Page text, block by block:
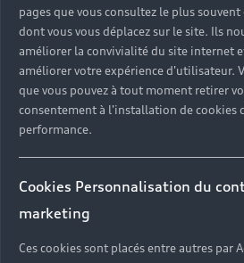
d’une deuxième
recherche
fréquences de
alternatives à la
La liste des stations
jour simultanément.
pages que vous consultez le plus souvent
dont vous vous déplacez sur le site. Ils
améliorer la convivialité du site internet
améliorer votre expérience d'utilisateur.
que vous pouvez à tout moment retirer
consentement à l'installation de cookies
performance.
Cookies Personnalisation du
marketing
Ces cookies sont placés entre autres par